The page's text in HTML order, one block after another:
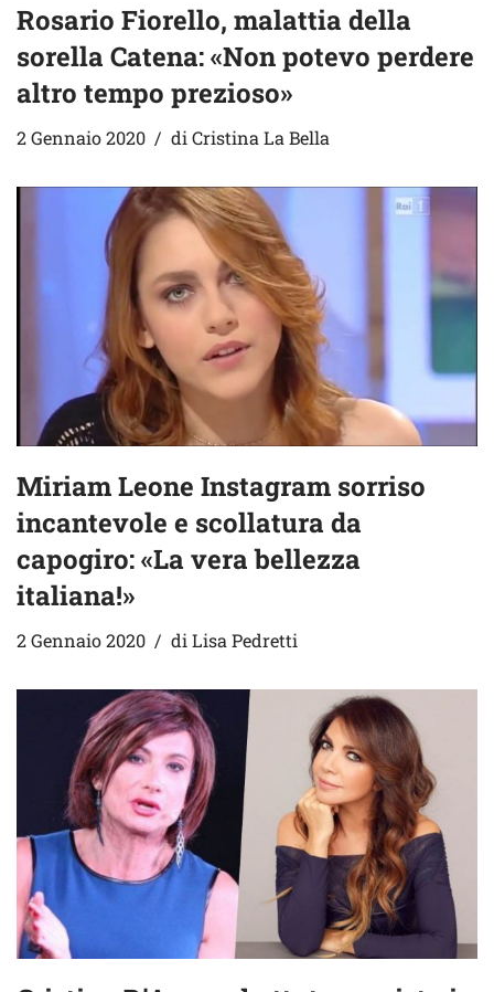
Rosario Fiorello, malattia della
sorella Catena: «Non potevo perdere
altro tempo prezioso»
2 Gennaio 2020 di Cristina La Bella
Miriam Leone Instagram sorriso
incantevole e scollatura da
capogiro: «La vera bellezza
italiana!»
2 Gennaio 2020 di Lisa Pedretti